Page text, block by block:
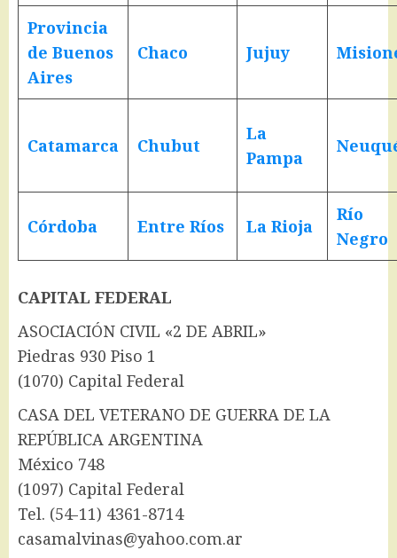
Provincia
de Buenos
Aires
Chaco Jujuy
Catamarca Chubut
La
Pampa
Córdoba Entre Ríos La Rioja
Río
Negro
CAPITAL FEDERAL
ASOCIACIÓN CIVIL «2 DE ABRIL»
Piedras 930 Piso 1
(1070) Capital Federal
CASA DEL VETERANO DE GUERRA DE LA
REPÚBLICA ARGENTINA
México 748
(1097) Capital Federal
Tel. (54-11) 4361-8714
casamalvinas@yahoo.com.ar